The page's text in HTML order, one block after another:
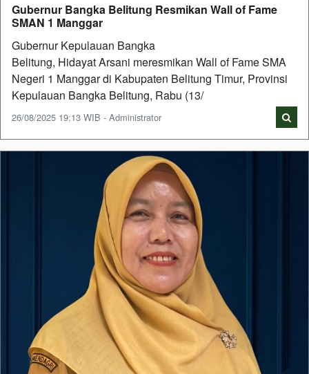
Gubernur Bangka Belitung Resmikan Wall of Fame
SMAN 1 Manggar
Gubernur Kepulauan Bangka
Belitung, Hidayat Arsani meresmikan Wall of Fame SMA
Negeri 1 Manggar di Kabupaten Belitung Timur, Provinsi
Kepulauan Bangka Belitung, Rabu (13/
26/08/2025 19:13 WIB - Administrator